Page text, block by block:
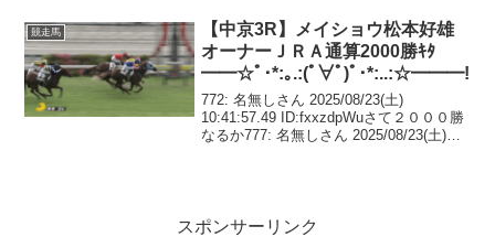
競走馬
【中京3R】メイショウ松本好雄
オーナーＪＲＡ通算2000勝ｷﾀ
━━☆ﾟ･*:｡.:(ﾟ∀ﾟ)ﾟ･*:..:☆━━━!!
772: 名無しさん 2025/08/23(土)
10:41:57.49 ID:fxxzdpWuさて２０００勝
なるか777: 名無しさん 2025/08/23(土)
スポンサーリンク